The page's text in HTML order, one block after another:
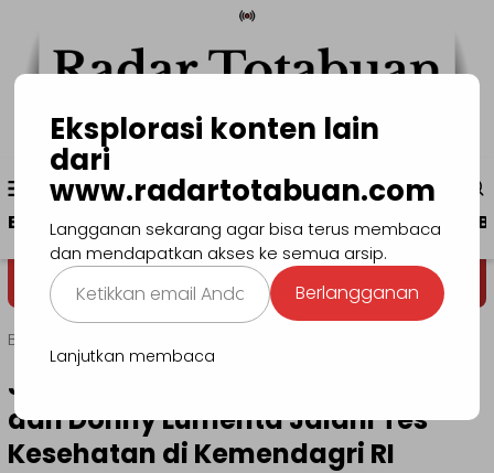
konten
Menu
Mobile
www.radartotabuan.com
Beranda Kotamobagu Bolmong Boltim
Dega' Niondon Selamat
Beranda
Jelang Pelantikan, Yusra Alhabsyi
dan Donny Lumenta Jalani Tes
Kesehatan di Kemendagri RI
Eksplorasi konten lain
dari
www.radartotabuan.com
Langganan sekarang agar bisa terus membaca
dan mendapatkan akses ke semua arsip.
Ketikkan
email
Anda...
Berlangganan
Lanjutkan membaca